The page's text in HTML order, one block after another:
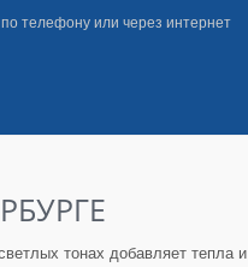
по телефону или через интернет
тонах добавляет тепла и